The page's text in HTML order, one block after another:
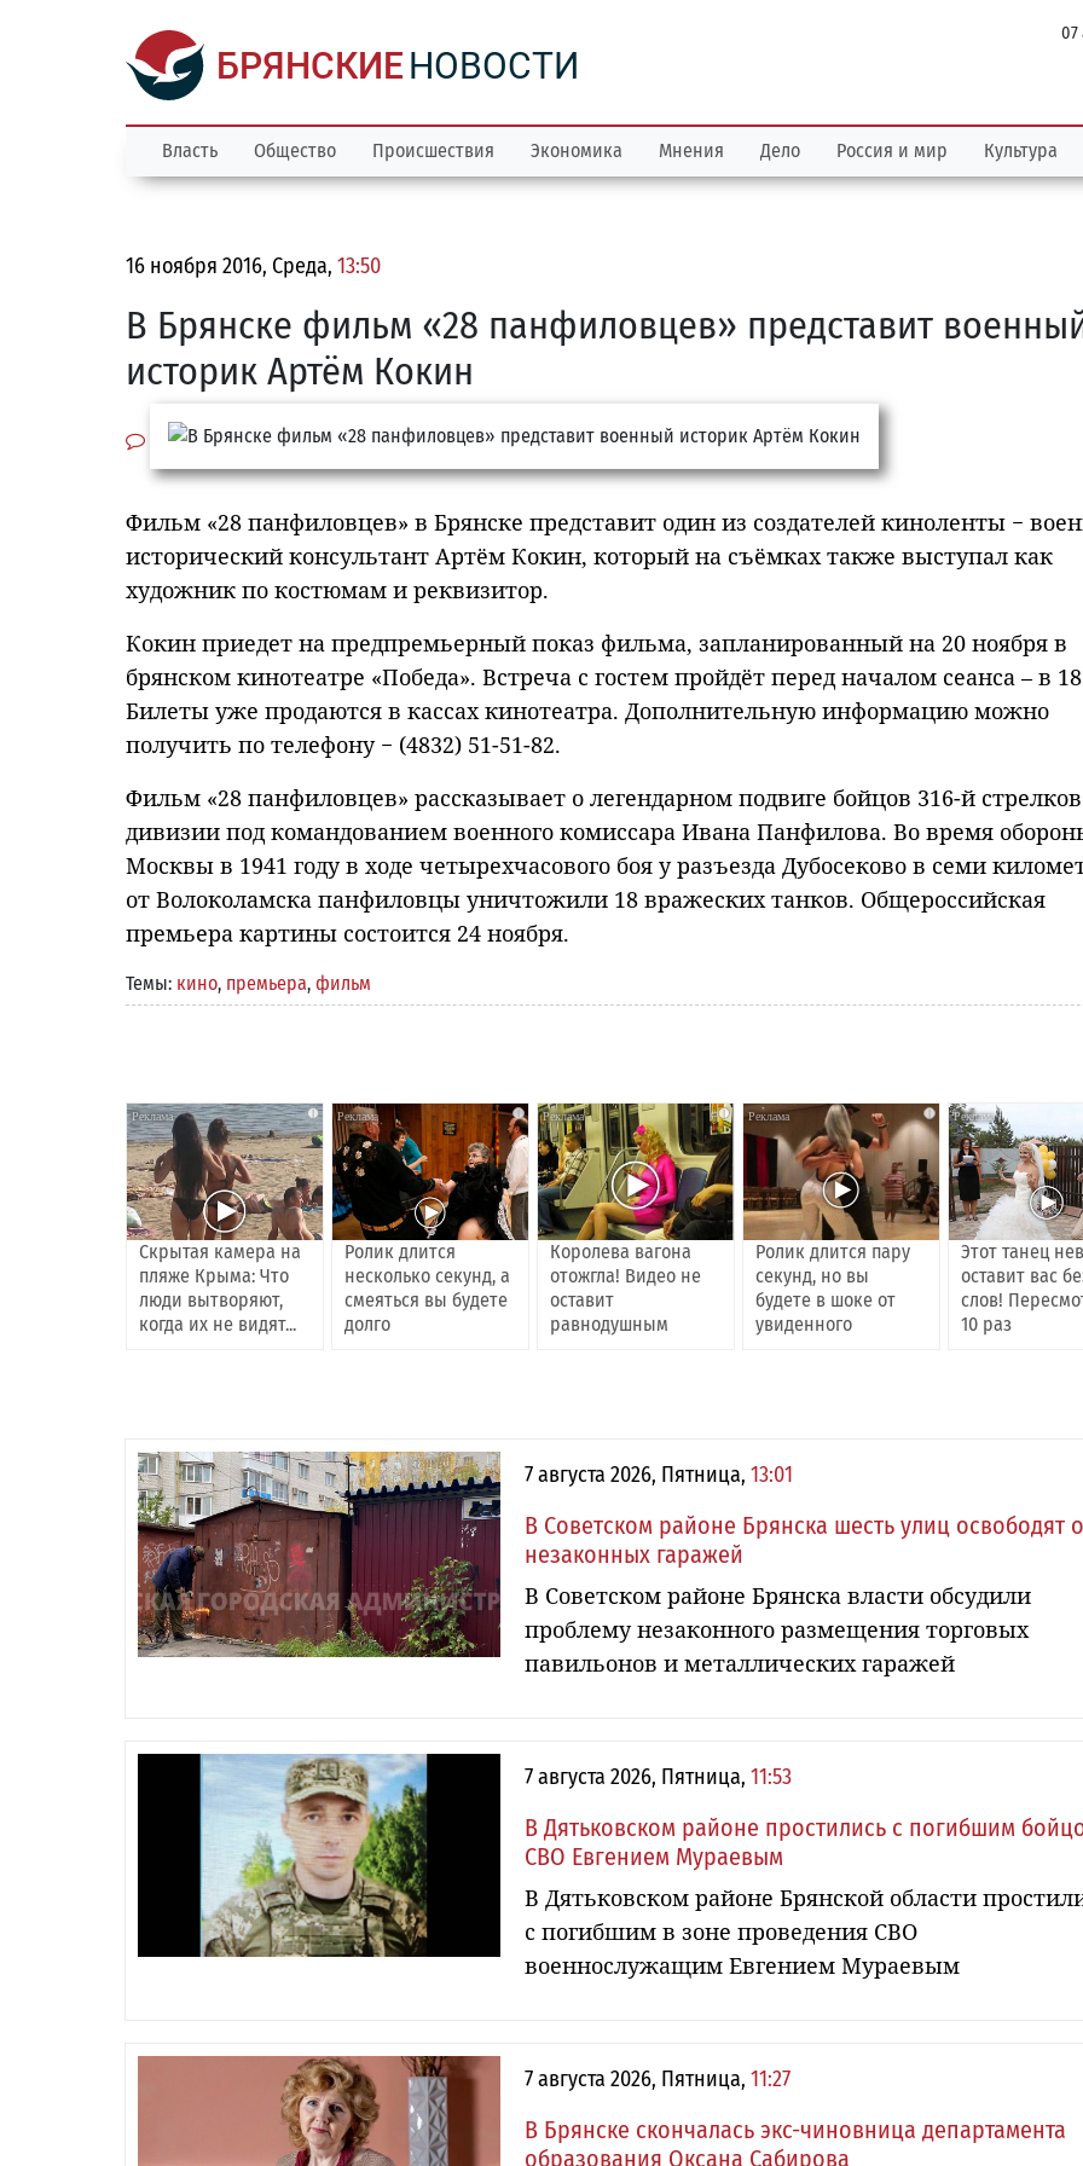
БРЯНСКИЕНОВОСТИ
07
Власть Общество Происшествия Экономика Мнения Дело Россия и мир Культура
16 ноября 2016, Среда, 13:50
В Брянске фильм «28 панфиловцев» представит
историк Артём Кокин
Фильм «28 панфиловцев» в Брянске представит один из создателей киноленты −
исторический консультант Артём Кокин, который на съёмках также выступал как
художник по костюмам и реквизитор.
Кокин приедет на предпремьерный показ фильма, запланированный на 20 ноября в
брянском кинотеатре «Победа». Встреча с гостем пройдёт перед началом сеанса – в
Билеты уже продаются в кассах кинотеатра. Дополнительную информацию можно
получить по телефону − (4832) 51-51-82.
Фильм «28 панфиловцев» рассказывает о легендарном подвиге бойцов 316-й
дивизии под командованием военного комиссара Ивана Панфилова. Во время
Москвы в 1941 году в ходе четырехчасового боя у разъезда Дубосеково в семи
от Волоколамска панфиловцы уничтожили 18 вражеских танков. Общероссийская
премьера картины состоится 24 ноября.
Темы: кино, премьера, фильм
i
Скрытая камера на
пляже Крыма: Что
люди вытворяют,
когда их не видят...
i
Ролик длится
несколько секунд, а
смеяться вы будете
долго
i
Королева вагона
отожгла! Видео не
оставит
равнодушным
i
Ролик длится пару
секунд, но вы
будете в шоке от
увиденного
Этот танец
оставит вас
слов!
10 раз
7 августа 2026, Пятница, 13:01
В Советском районе Брянска шесть улиц освободят
незаконных гаражей
В Советском районе Брянска власти обсудили
проблему незаконного размещения торговых
павильонов и металлических гаражей
7 августа 2026, Пятница, 11:53
В Дятьковском районе простились с погибшим
СВО Евгением Мураевым
В Дятьковском районе Брянской области
с погибшим в зоне проведения СВО
военнослужащим Евгением Мураевым
7 августа 2026, Пятница, 11:27
В Брянске скончалась экс-чиновница департамента
образования Оксана Сабирова